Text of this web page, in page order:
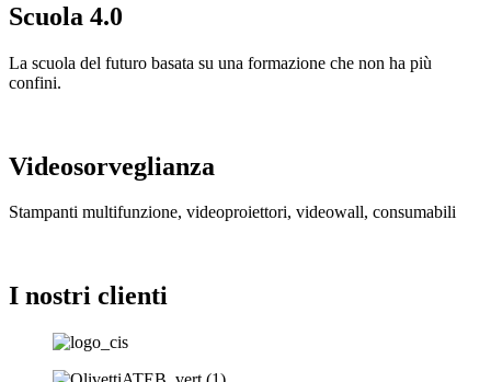
Scuola 4.0
La scuola del futuro basata su una formazione che non ha più
confini.
Videosorveglianza
Stampanti multifunzione, videoproiettori, videowall, consumabili
I nostri clienti